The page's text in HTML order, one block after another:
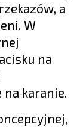
a
W
na
karanie.